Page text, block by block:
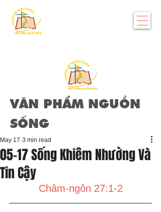
VĂN PHẨM NGUỒN
SỐNG
05-17 Sống Khiêm Nhường Và
Tin Cậy
May 17 3 min read
Châm-ngôn 27:1-2